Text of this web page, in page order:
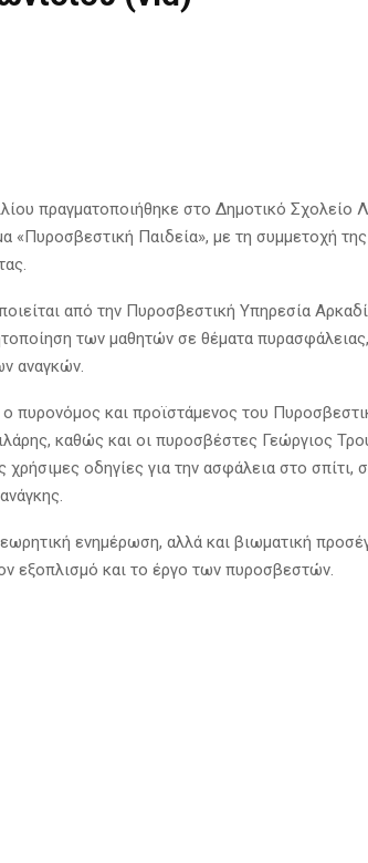
πραγματοποιήθηκε στο Δημοτικό Σχολείο
«Πυροσβεστική Παιδεία», με τη συμμετοχή της
από την Πυροσβεστική Υπηρεσία
των μαθητών σε θέματα
αναγκών.
πυρονόμος και προϊστάμενος του
καθώς και οι πυροσβέστες Γεώργιος
χρήσιμες οδηγίες για την ασφάλεια στο σπίτι,
ενημέρωση, αλλά και βιωματική
εξοπλισμό και το έργο των πυροσβεστών.